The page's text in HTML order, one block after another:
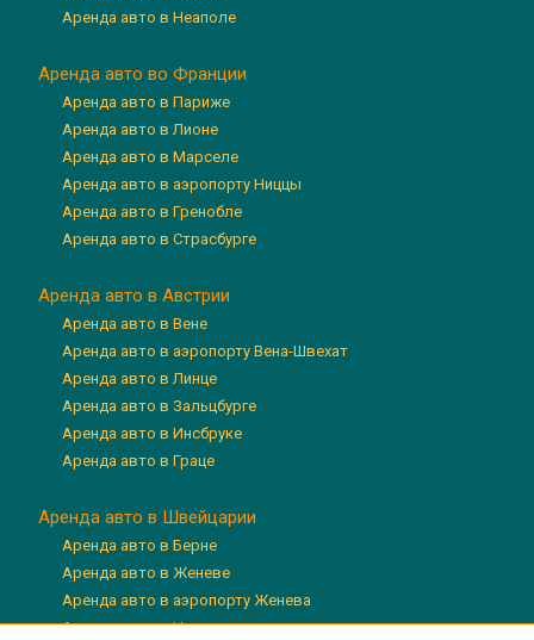
Аренда авто в Неаполе
Аренда авто во Франции
Аренда авто в Париже
Аренда авто в Лионе
Аренда авто в Марселе
Аренда авто в аэропорту Ниццы
Аренда авто в Гренобле
Аренда авто в Страсбурге
Аренда авто в Австрии
Аренда авто в Вене
Аренда авто в аэропорту Вена-Швехат
Аренда авто в Линце
Аренда авто в Зальцбурге
Аренда авто в Инсбруке
Аренда авто в Граце
Аренда авто в Швейцарии
Аренда авто в Берне
Аренда авто в Женеве
Аренда авто в аэропорту Женева
Аренда авто в Цюрихе